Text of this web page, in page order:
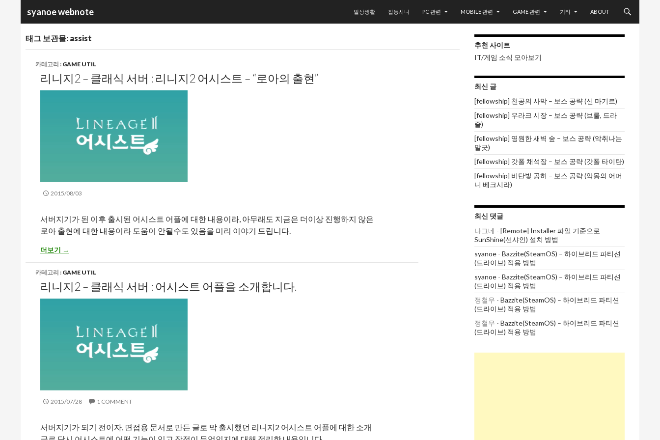
syanoe webnote
색
일상생활
잡동사니 PC 관련 MOBILE 관련 GAME 관련 기타 ABOUT
태그 보관물: assist
카테고리 : GAME UTIL
리니지2 – 클래식 서버 : 리니지2 어시스트 – “로아의 출현”
2015/08/03
서버지기가 된 이후 출시된 어시스트 어플에 대한 내용이라, 아무래도 지금은 더이상 진행하지 않은
로아 출현에 대한 내용이라 도움이 안될수도 있음을 미리 이야기 드립니다.
리니지2 – 클래식 서버 : 리니지2 어시스트 – “로아의 출현”
더보기 →
카테고리 : GAME UTIL
리니지2 – 클래식 서버 : 어시스트 어플을 소개합니다.
2015/07/28 1 COMMENT
서버지기가 되기 전이자, 면접용 문서로 만든 글로 막 출시했던 리니지2 어시스트 어플에 대한 소개
추천 사이트
IT/게임 소식 모아보기
최신 글
[fellowship] 천공의 사막 – 보스 공략 (신 마기르)
[fellowship] 우라크 시장 – 보스 공략 (브룰, 드라
줄)
[fellowship] 영원한 새벽 숲 – 보스 공략 (악취나는
말긋)
[fellowship] 갓폴 채석장 – 보스 공략 (갓폴 타이탄)
[fellowship] 비단빛 공허 – 보스 공략 (악몽의 어머
니 베크시라)
최신 댓글
나그네 - [Remote] Installer 파일 기준으로
SunShine(선샤인) 설치 방법
syanoe - Bazzite(SteamOS) – 하이브리드 파티션
(드라이브) 적용 방법
syanoe - Bazzite(SteamOS) – 하이브리드 파티션
(드라이브) 적용 방법
정철우 - Bazzite(SteamOS) – 하이브리드 파티션
(드라이브) 적용 방법
정철우 - Bazzite(SteamOS) – 하이브리드 파티션
(드라이브) 적용 방법